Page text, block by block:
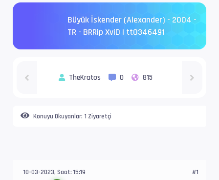
Büyük İskender (Alexander) - 2004 -
TR - BRRip XviD | tt0346491
TheKratos 0 815
Konuyu Okuyanlar: 1 Ziyaretçi
10-03-2023, Saat: 15:19 #1